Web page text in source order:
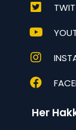
Her